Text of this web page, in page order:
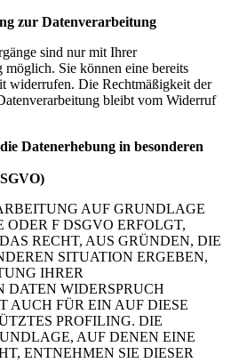
zur Datenverarbeitung
sind nur mit Ihrer
Sie können eine bereits
widerrufen. Die Rechtmäßigkeit der
bleibt vom Widerruf
Datenerhebung in besonderen
AUF GRUNDLAGE
ODER F DSGVO ERFOLGT,
RECHT, AUS GRÜNDEN, DIE
SITUATION ERGEBEN,
IHRER
DATEN WIDERSPRUCH
AUCH FÜR EIN AUF DIESE
PROFILING. DIE
AUF DENEN EINE
ENTNEHMEN SIE DIESER